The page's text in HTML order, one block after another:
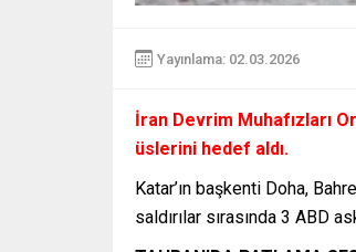
Yayınlama: 02.03.2026
İran Devrim Muhafızları
üslerini hedef aldı.
Katar’ın başkenti Doha,
saldırılar sırasında 3 ABD